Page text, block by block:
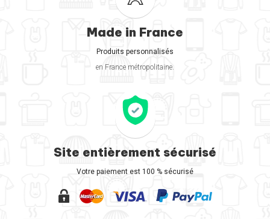
Made in France
Produits personnalisés
en France métropolitaine.
Site entièrement sécurisé
Votre paiement est 100 % sécurisé